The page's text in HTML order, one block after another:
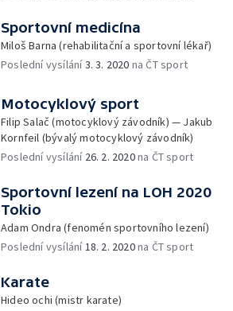
Sportovní medicína
Miloš Barna (rehabilitační a sportovní lékař)
Poslední vysílání3. 3. 2020 na ČT sport
Motocyklový sport
Filip Salač (motocyklový závodník) — Jakub
Kornfeil (bývalý motocyklový závodník)
Poslední vysílání 26. 2. 2020na ČT sport
Sportovní lezení na LOH 2020
Tokio
Adam Ondra (fenomén sportovního lezení)
Poslední vysílání18. 2. 2020na ČT sport
Karate
Hideo ochi (mistr karate)